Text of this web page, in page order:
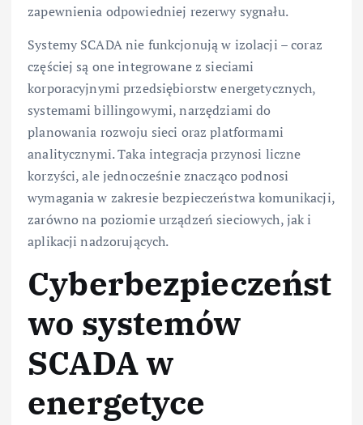
zapewnienia odpowiedniej rezerwy sygnału.
Systemy SCADA nie funkcjonują w izolacji – coraz
częściej są one integrowane z sieciami
korporacyjnymi przedsiębiorstw energetycznych,
systemami billingowymi, narzędziami do
planowania rozwoju sieci oraz platformami
analitycznymi. Taka integracja przynosi liczne
korzyści, ale jednocześnie znacząco podnosi
wymagania w zakresie bezpieczeństwa komunikacji,
zarówno na poziomie urządzeń sieciowych, jak i
aplikacji nadzorujących.
Cyberbezpieczeńst
wo systemów
SCADA w
energetyce